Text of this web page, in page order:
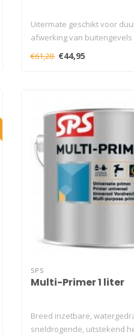
Uitermate geschikt voor
afwerking van buitengevels
binnenmuren. Ook ..
€61,28 €44,95
SPS
Multi-Primer 1 liter
Breed inzetbare,
sneldrogende, uitstekend